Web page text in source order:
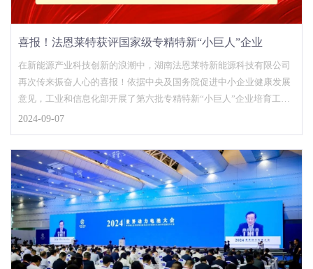
喜报！法恩莱特获评国家级专精特新“小巨人”企业
在新能源产业科技创新的浪潮中，湖南法恩莱特新能源科技有限公司
再次传来振奋人心的喜报！依据中央及国务院促进中小企业健康发展
意见，工业和信息化部开展了第六批专精特新“小巨人”企业培育工
作，相关入选企业名单……
2024-09-07